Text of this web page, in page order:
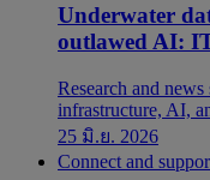
Underwater
outlawed AI:
Research and
infrastructure, AI,
25 มิ.ย. 2026
Connect and